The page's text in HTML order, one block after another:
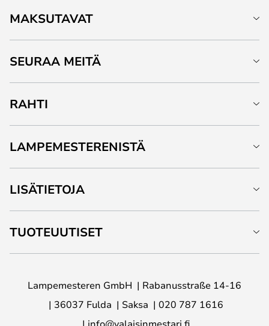
MAKSUTAVAT
SEURAA MEITÄ
RAHTI
LAMPEMESTERENISTÄ
LISÄTIETOJA
TUOTEUUTISET
Lampemesteren GmbH
Rabanusstraße 14-16
36037 Fulda
Saksa
020 787 1616
info@valaisinmestari.fi